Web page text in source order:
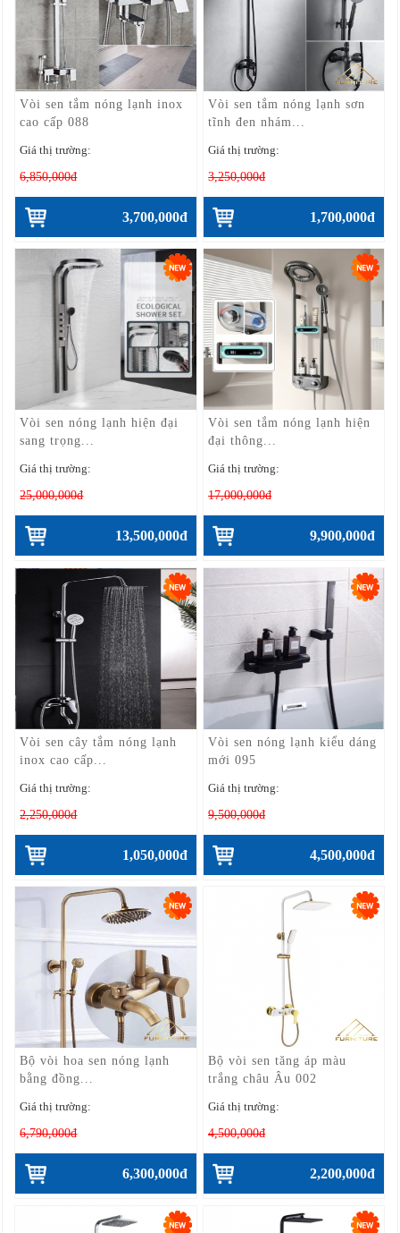
Vòi sen tắm nóng lạnh inox
cao cấp 088
Giá thị trường:
6,850,000đ
3,700,000đ
Vòi sen tắm nóng lạnh sơn
tĩnh đen nhám...
Giá thị trường:
3,250,000đ
1,700,000đ
Vòi sen nóng lạnh hiện đại
sang trọng...
Giá thị trường:
25,000,000đ
13,500,000đ
Vòi sen tắm nóng lạnh hiện
đại thông...
Giá thị trường:
17,000,000đ
9,900,000đ
Vòi sen cây tắm nóng lạnh
inox cao cấp...
Giá thị trường:
2,250,000đ
1,050,000đ
Vòi sen nóng lạnh kiểu dáng
mới 095
Giá thị trường:
9,500,000đ
4,500,000đ
Bộ vòi hoa sen nóng lạnh
bằng đồng...
Giá thị trường:
6,790,000đ
6,300,000đ
Bộ vòi sen tăng áp màu
trắng châu Âu 002
Giá thị trường:
4,500,000đ
2,200,000đ